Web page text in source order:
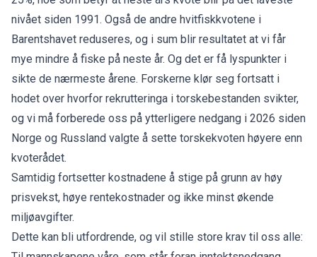
nivået siden 1991. Også de andre hvitfiskkvotene i
Barentshavet reduseres, og i sum blir resultatet at vi får
mye mindre å fiske på neste år. Og det er få lyspunkter i
sikte de nærmeste årene. Forskerne klør seg fortsatt i
hodet over hvorfor rekrutteringa i torskebestanden svikter,
og vi må forberede oss på ytterligere nedgang i 2026 siden
Norge og Russland valgte å sette torskekvoten høyere enn
kvoterådet.
Samtidig fortsetter kostnadene å stige på grunn av høy
prisvekst, høye rentekostnader og ikke minst økende
miljøavgifter.
Dette kan bli utfordrende, og vil stille store krav til oss alle: